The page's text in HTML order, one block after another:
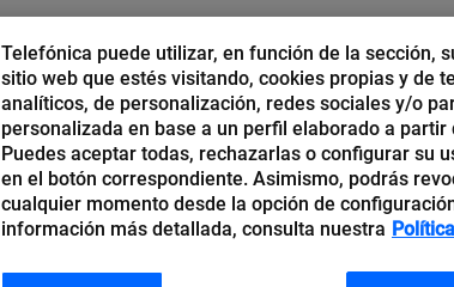
Telefónica puede utilizar, en función de la sección,
sitio web que estés visitando, cookies propias y de
analíticos, de personalización, redes sociales y/o
personalizada en base a un perfil elaborado a
Puedes aceptar todas, rechazarlas o configurar su
en el botón correspondiente. Asimismo, podrás
cualquier momento desde la opción de
información más detallada, consulta nuestra